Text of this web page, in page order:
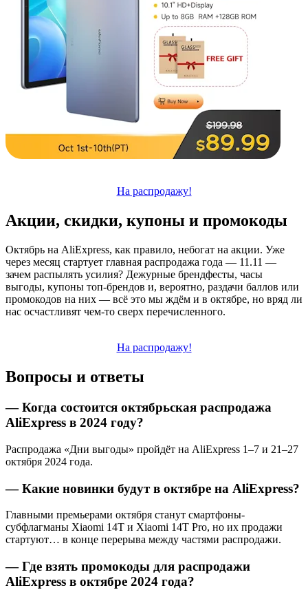
На распродажу!
Акции, скидки, купоны и промокоды
Октябрь на AliExpress, как правило, небогат на акции. Уже
через месяц стартует главная распродажа года — 11.11 —
зачем распылять усилия? Дежурные брендфесты, часы
выгоды, купоны топ-брендов и, вероятно, раздачи баллов или
промокодов на них — всё это мы ждём и в октябре, но вряд ли
нас осчастливят чем-то сверх перечисленного.
На распродажу!
Вопросы и ответы
— Когда состоится октябрьская распродажа
AliExpress в 2024 году?
Распродажа «Дни выгоды» пройдёт на AliExpress 1–7 и 21–27
октября 2024 года.
— Какие новинки будут в октябре на AliExpress?
Главными премьерами октября станут смартфоны-
субфлагманы Xiaomi 14T и Xiaomi 14T Pro, но их продажи
стартуют… в конце перерыва между частями распродажи.
— Где взять промокоды для распродажи
AliExpress в октябре 2024 года?